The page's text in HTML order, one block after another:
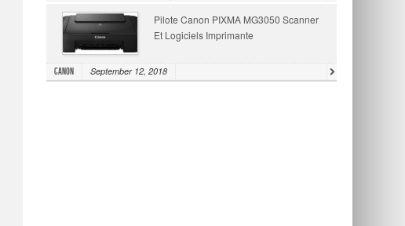
Pilote Canon PIXMA MG3050 Scanner
Et Logiciels Imprimante
Canon September 12, 2018